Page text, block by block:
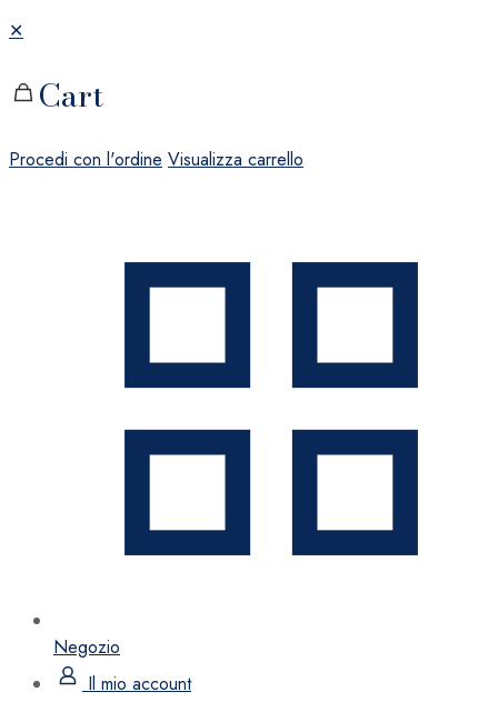
✕
Cart
Procedi con l'ordine Visualizza carrello
Negozio
Il mio account